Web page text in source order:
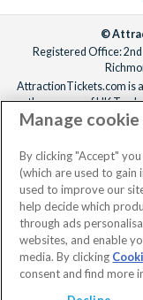
©
Registered Office:
AttractionTickets.com is
the owners of UK
Registered in England
When you book with
knowing we are
Manage
By clicking "Accept"
(which are used to gain
used to improve our
help decide which
through ads
websites, and enable
media. By clicking
consent and find more